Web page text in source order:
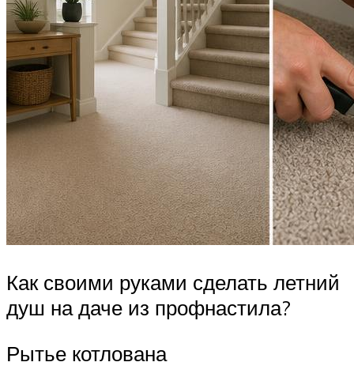
Как своими руками сделать летний
душ на даче из профнастила?
Рытье котлована